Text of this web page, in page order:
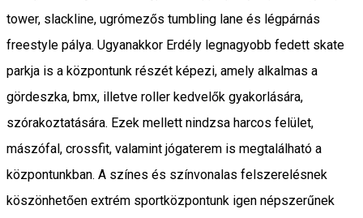
tower, slackline, ugrómezős tumbling lane és légpárnás
freestyle pálya. Ugyanakkor Erdély legnagyobb fedett skate
parkja is a központunk részét képezi, amely alkalmas a
gördeszka, bmx, illetve roller kedvelők gyakorlására,
szórakoztatására. Ezek mellett nindzsa harcos felület,
mászófal, crossfit, valamint jógaterem is megtalálható a
központunkban. A színes és színvonalas felszerelésnek
köszönhetően extrém sportközpontunk igen népszerűnek